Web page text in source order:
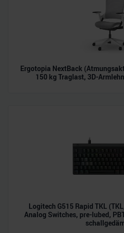
Verwendung unserer Website
soziale Medien, Werbung und
Partner führen diese
weiteren Daten zusammen, die
gesammelt haben.
Ergotopia NextBack
150 kg Traglast, 3D-
Logitech G515 Rapid TKL
Analog Switches, pre-lubed,